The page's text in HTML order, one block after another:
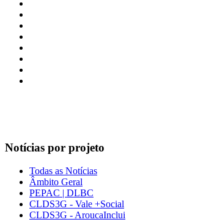
Notícias por projeto
Todas as Notícias
Âmbito Geral
PEPAC | DLBC
CLDS3G - Vale +Social
CLDS3G - AroucaInclui